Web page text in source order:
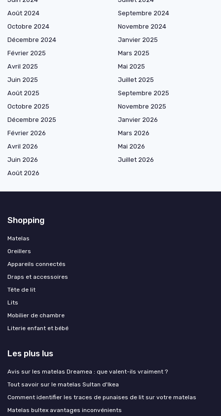
Août 2024
Septembre 2024
Octobre 2024
Novembre 2024
Décembre 2024
Janvier 2025
Février 2025
Mars 2025
Avril 2025
Mai 2025
Juin 2025
Juillet 2025
Août 2025
Septembre 2025
Octobre 2025
Novembre 2025
Décembre 2025
Janvier 2026
Février 2026
Mars 2026
Avril 2026
Mai 2026
Juin 2026
Juillet 2026
Août 2026
Shopping
Matelas
Oreillers
Appareils connectés
Draps et accessoires
Tête de lit
Lits
Mobilier de chambre
Literie enfant et bébé
Les plus lus
Avis sur les matelas Dreamea : que valent-ils vraiment ?
Tout savoir sur le matelas Sultan d'Ikea
Comment identifier les traces de punaises de lit sur votre matelas
Matelas bultex avantages inconvénients